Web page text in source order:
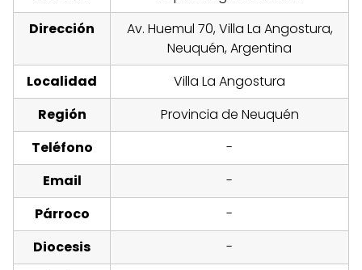
Dirección
Av. Huemul 70, Villa La Angostura,
Neuquén, Argentina
Localidad
Villa La Angostura
Región
Provincia de Neuquén
Teléfono
-
Email
-
Párroco
-
Diocesis
-